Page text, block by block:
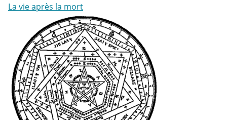
La vie après la mort